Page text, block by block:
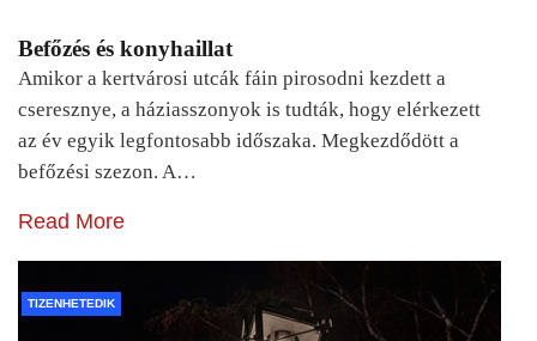
Befőzés és konyhaillat
Amikor a kertvárosi utcák fáin pirosodni kezdett a
cseresznye, a háziasszonyok is tudták, hogy elérkezett
az év egyik legfontosabb időszaka. Megkezdődött a
befőzési szezon. A…
Read More
TIZENHETEDIK